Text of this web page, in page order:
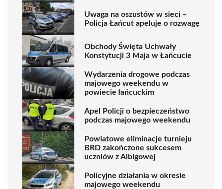
Uwaga na oszustów w sieci –
Policja Łańcut apeluje o rozwagę
Obchody Święta Uchwały
Konstytucji 3 Maja w Łańcucie
Wydarzenia drogowe podczas
majowego weekendu w
powiecie łańcuckim
Apel Policji o bezpieczeństwo
podczas majowego weekendu
Powiatowe eliminacje turnieju
BRD zakończone sukcesem
uczniów z Albigowej
Policyjne działania w okresie
majowego weekendu